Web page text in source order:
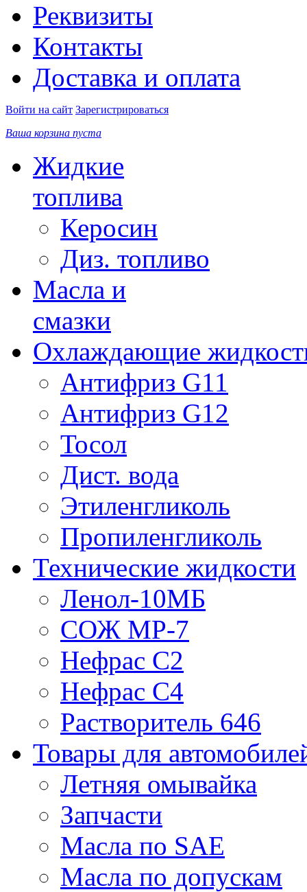
Реквизиты
Контакты
Доставка и оплата
Войти на сайт Зарегистрироваться
Ваша корзина пуста
Жидкие
топлива
Керосин
Диз. топливо
Масла и
смазки
Охлаждающие
Антифриз G11
Антифриз G12
Тосол
Дист. вода
Этиленгликоль
Пропиленгликоль
Технические жидкости
Ленол-10МБ
СОЖ МР-7
Нефрас С2
Нефрас С4
Растворитель 646
Товары для
Летняя омывайка
Запчасти
Масла по SAE
Масла по допускам